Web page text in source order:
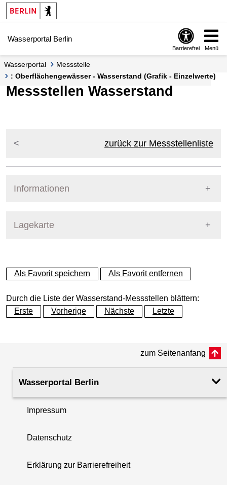
Springe zur Navigation
Springe zum Inhalt
Wasserportal Berlin
Barrierefrei Menü
Wasserportal
Messstelle
: Oberflächengewässer - Wasserstand (Grafik - Einzelwerte)
Messstellen Wasserstand
zurück zur Messstellenliste
Informationen
Lagekarte
+
−
Als Favorit speichern Als Favorit entfernen
Durch die Liste der Wasserstand-Messstellen blättern:
Erste
Vorherige Nächste Letzte
zum Seitenanfang
Wasserportal Berlin
Impressum
Datenschutz
Erklärung zur Barrierefreiheit